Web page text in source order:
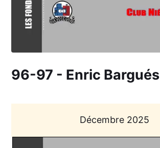
96-97 - Enric Bargués
Décembre 2025